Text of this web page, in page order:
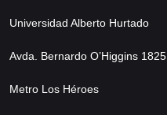
Universidad Alberto Hurtado
Avda. Bernardo O’Higgins 1825
Metro Los Héroes